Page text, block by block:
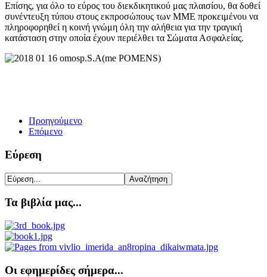
Επίσης, για όλο το εύρος του διεκδικητικού μας πλαισίου, θα δοθεί
συνέντευξη τύπου στους εκπροσώπους των ΜΜΕ προκειμένου να
πληροφορηθεί η κοινή γνώμη όλη την αλήθεια για την τραγική
κατάσταση στην οποία έχουν περιέλθει τα Σώματα Ασφαλείας.
Προηγούμενο
Επόμενο
Εύρεση
Τα βιβλία μας...
Οι εφημερίδες σήμερα...